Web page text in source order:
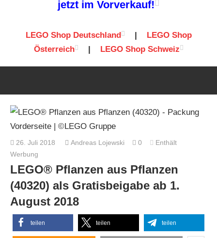
jetzt im Vorverkauf!
LEGO Shop Deutschland | LEGO Shop
Österreich
| LEGO Shop Schweiz
26. Juli 2018 Andreas Lojewski 0
Enthält
Werbung
LEGO® Pflanzen aus Pflanzen
(40320) als Gratisbeigabe ab 1.
August 2018
teilen teilen teilen